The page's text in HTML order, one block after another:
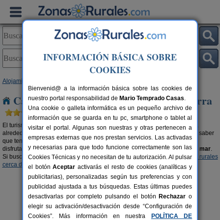
Alojamientos
Casas rurales cerca de la playa en Navarra
El turismo rural es mucho más que bellos parajes y una bonita naturaleza
alrededor. Si buscas
debes saber
que tenemos una amplia oferta donde elegir. Alojamientos rurales donde
disfrutar de la belleza que nos proporciona la naturaleza y elencanto del mar.
Si buscas un contraste diferente, te recomendamos visitar nuestrascasas rurales
cerca de la nieve en Navarra.
INFORMACIÓN BÁSICA SOBRE
COOKIES
Bienvenid@ a la información básica sobre las cookies de
nuestro portal responsabilidad de Mario Temprado Casas.
Una cookie o galleta informática es un pequeño archivo de
información que se guarda en tu pc, smartphone o tablet al
visitar el portal. Algunas son nuestras y otras pertenecen a
empresas externas que nos prestan servicios. Las activadas
y necesarias para que todo funcione correctamente son las
Cookies Técnicas y no necesitan de tu autorización. Al pulsar
el botónAceptar activarás el resto de cookies (analíticas y
publicitarias), personalizadas según tus preferencias y con
publicidad ajustada a tus búsquedas. Estas últimas puedes
desactivarlas por completo pulsando el botón Rechazar o
elegir su activación/desactivación desde “Configuración de
Cookies”. Más información en nuestra
POLÍTICA DE